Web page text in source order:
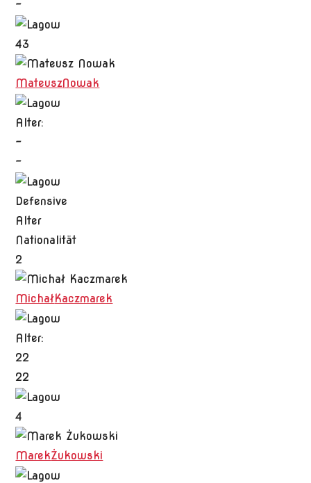
-
43
MateuszNowak
Alter:
-
-
Defensive
Alter
Nationalität
2
MichałKaczmarek
Alter:
22
22
4
MarekŻukowski